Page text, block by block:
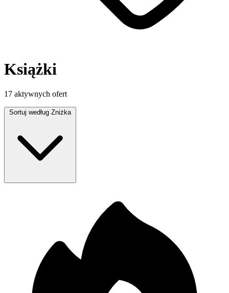
Książki
17 aktywnych ofert
Sortuj według Zniżka